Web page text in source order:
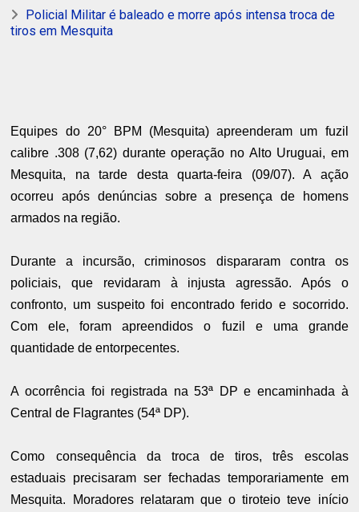
Policial Militar é baleado e morre após intensa troca de
tiros em Mesquita
Equipes do 20° BPM (Mesquita) apreenderam um fuzil
calibre .308 (7,62) durante operação no Alto Uruguai, em
Mesquita, na tarde desta quarta-feira (09/07). A ação
ocorreu após denúncias sobre a presença de homens
armados na região.
Durante a incursão, criminosos dispararam contra os
policiais, que revidaram à injusta agressão. Após o
confronto, um suspeito foi encontrado ferido e socorrido.
Com ele, foram apreendidos o fuzil e uma grande
quantidade de entorpecentes.
A ocorrência foi registrada na 53ª DP e encaminhada à
Central de Flagrantes (54ª DP).
Como consequência da troca de tiros, três escolas
estaduais precisaram ser fechadas temporariamente em
Mesquita. Moradores relataram que o tiroteio teve início